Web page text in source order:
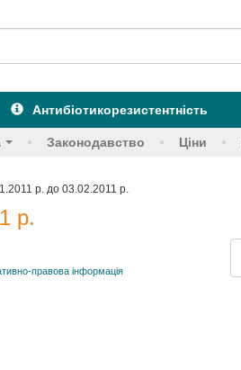
Антибіотикорезистентність
Законодавство Ціни
р. до 03.02.2011 р.
р.
правова інформація